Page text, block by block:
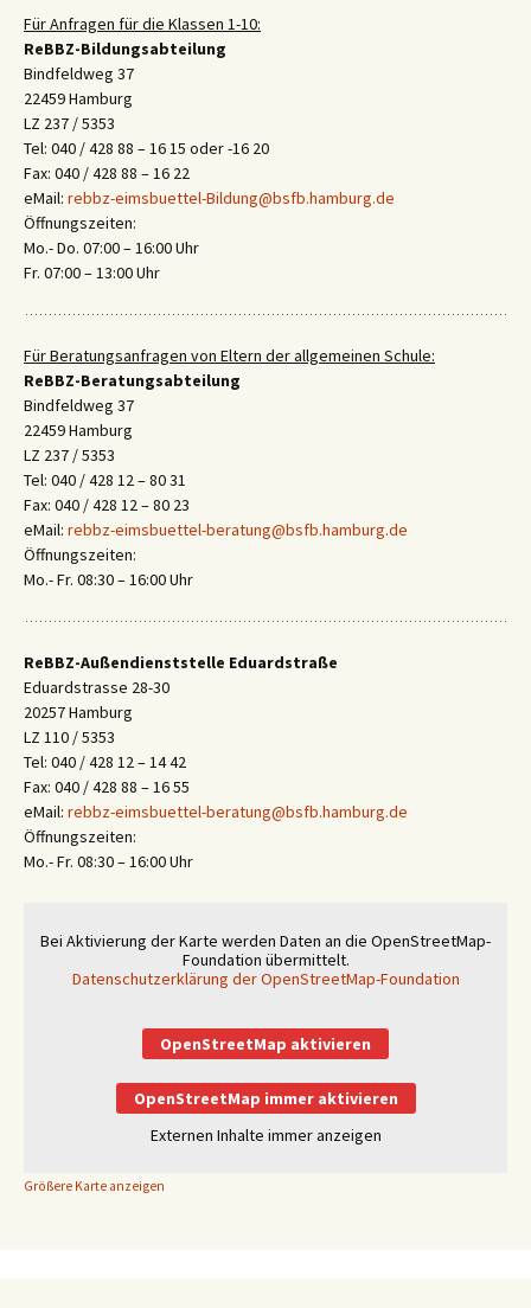
Für Anfragen für die Klassen 1-10:
ReBBZ-Bildungsabteilung
Bindfeldweg 37
22459 Hamburg
LZ 237 / 5353
Tel: 040 / 428 88 – 16 15 oder -16 20
Fax: 040 / 428 88 – 16 22
eMail: rebbz-eimsbuettel-Bildung@bsfb.hamburg.de
Öffnungszeiten:
Mo.- Do. 07:00 – 16:00 Uhr
Fr. 07:00 – 13:00 Uhr
Für Beratungsanfragen von Eltern der allgemeinen Schule:
ReBBZ-Beratungsabteilung
Bindfeldweg 37
22459 Hamburg
LZ 237 / 5353
Tel: 040 / 428 12 – 80 31
Fax: 040 / 428 12 – 80 23
eMail: rebbz-eimsbuettel-beratung@bsfb.hamburg.de
Öffnungszeiten:
Mo.- Fr. 08:30 – 16:00 Uhr
ReBBZ-Außendienststelle Eduardstraße
Eduardstrasse 28-30
20257 Hamburg
LZ 110 / 5353
Tel: 040 / 428 12 – 14 42
Fax: 040 / 428 88 – 16 55
eMail: rebbz-eimsbuettel-beratung@bsfb.hamburg.de
Öffnungszeiten:
Mo.- Fr. 08:30 – 16:00 Uhr
Bei Aktivierung der Karte werden Daten an die OpenStreetMap-
Foundation übermittelt.
Datenschutzerklärung der OpenStreetMap-Foundation
OpenStreetMap aktivieren
OpenStreetMap immer aktivieren
Externen Inhalte immer anzeigen
Größere Karte anzeigen